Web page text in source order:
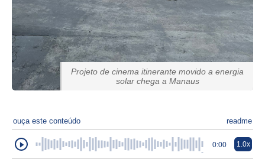
Projeto de cinema itinerante movido a energia
solar chega a Manaus
ouça este conteúdo readme
0:00 1.0x